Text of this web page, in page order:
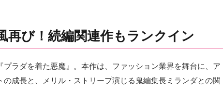
再び！続編関連作もランクイン
ラダを着た悪魔』。本作は、ファッション業界を舞台に、ア
成長と、メリル・ストリープ演じる鬼編集長ミランダとの関